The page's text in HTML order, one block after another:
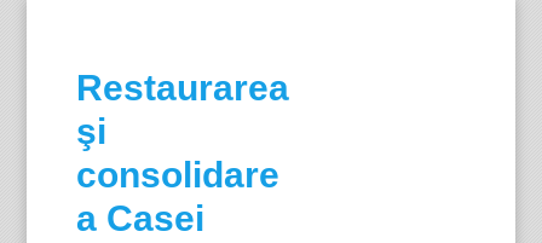
Restaurarea
şi
consolidare
a Casei